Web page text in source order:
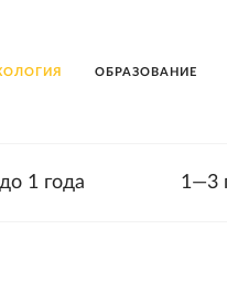
ОБРАЗОВАНИЕ
до 1 года 1—3